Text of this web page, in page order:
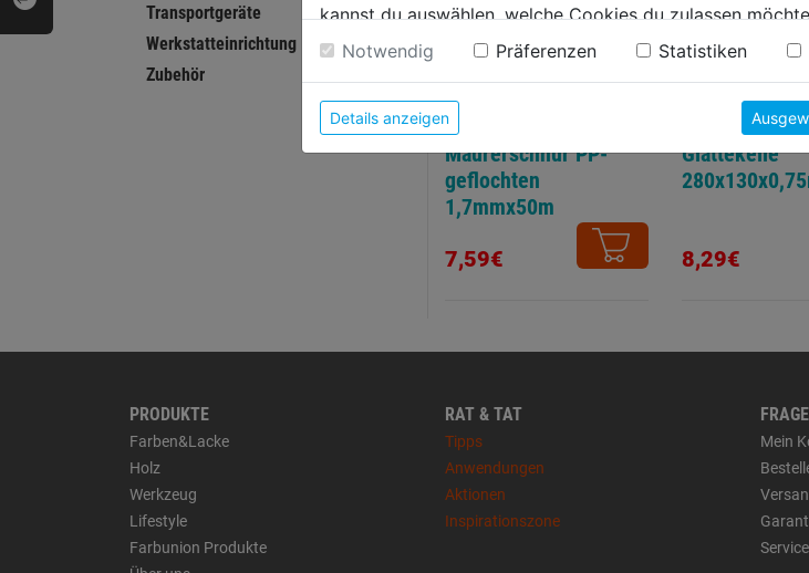
Transportgeräte
Werkstatteinrichtung
Zubehör
Maurerschnur PP-
geflochten
1,7mmx50m
7,59€
Glättekelle
8,29€
PRODUKTE
Farben&Lacke
Holz
Werkzeug
Lifestyle
Farbunion Produkte
RAT & TAT
Tipps
Anwendungen
Aktionen
Inspirationszone
Mein
kannst du auswählen, welche Cookies du zulassen
Weitere Informationen findest du in unserer
Notwendig Präferenzen Statistiken
Details anzeigen